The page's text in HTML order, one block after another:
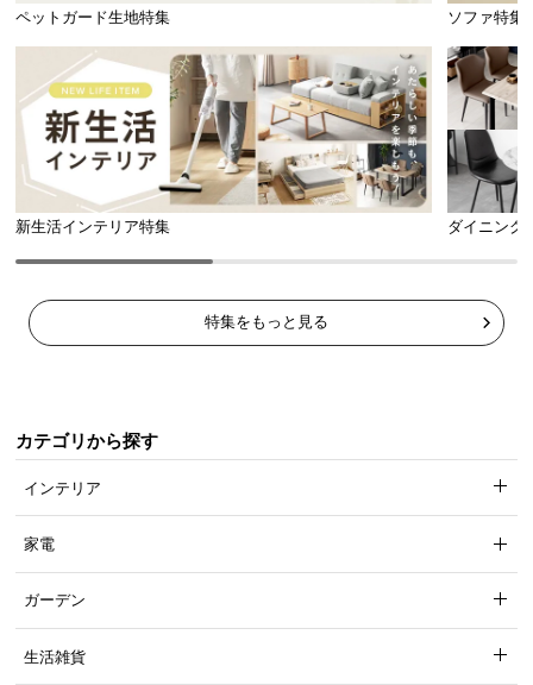
ペットガード生地特集 ソファ特集
新生活インテリア特集 ダイニング
特集をもっと見る
カテゴリから探す
インテリア
家電
ガーデン
生活雑貨